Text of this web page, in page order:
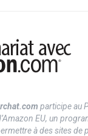
participe au
EU, un
à des sites de